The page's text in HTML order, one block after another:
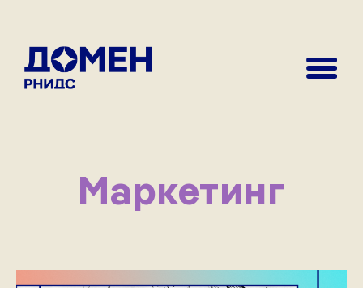
Маркетинг